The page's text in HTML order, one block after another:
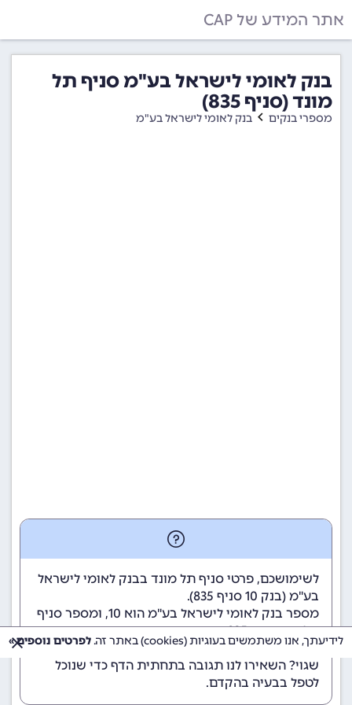
אתר המידע של CAP
בנק לאומי לישראל בע"מ סניף תל
מונד (סניף 835)
מספרי בנקים בנק לאומי לישראל בע"מ
לשימושכם, פרטי סניף תל מונד בבנק לאומי לישראל
בע"מ (בנק 10
סניף 835).
מספר בנק לאומי לישראל בע"מ הוא 10
, ומספר סניף
תל מונד הוא 835.
הנתונים מתעדכנים באופן קבוע. נתקלתם במידע
שגוי? השאירו לנו תגובה בתחתית הדף כדי שנוכל
לטפל בבעיה בהקדם.
לידיעתך, אנו משתמשים בעוגיות (cookies) באתר זה. לפרטים נוספים »